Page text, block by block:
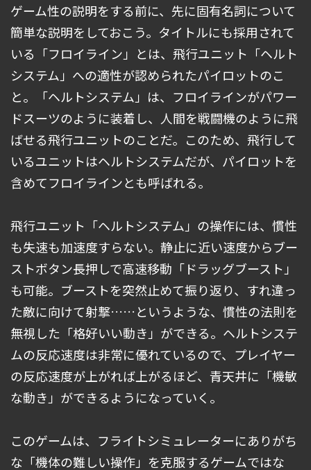
ゲーム性の説明をする前に、先に固有名詞について
簡単な説明をしておこう。タイトルにも採用されて
いる「フロイライン」とは、飛行ユニット「ヘルト
システム」への適性が認められたパイロットのこ
と。「ヘルトシステム」は、フロイラインがパワー
ドスーツのように装着し、人間を戦闘機のように飛
ばせる飛行ユニットのことだ。このため、飛行して
いるユニットはヘルトシステムだが、パイロットを
含めてフロイラインとも呼ばれる。
飛行ユニット「ヘルトシステム」の操作には、慣性
も失速も加速度すらない。静止に近い速度からブー
ストボタン長押しで高速移動「ドラッグブースト」
も可能。ブーストを突然止めて振り返り、すれ違っ
た敵に向けて射撃……というような、慣性の法則を
無視した「格好いい動き」ができる。ヘルトシステ
ムの反応速度は非常に優れているので、プレイヤー
の反応速度が上がれば上がるほど、青天井に「機敏
な動き」ができるようになっていく。
このゲームは、フライトシミュレーターにありがち
な「機体の難しい操作」を克服するゲームではな